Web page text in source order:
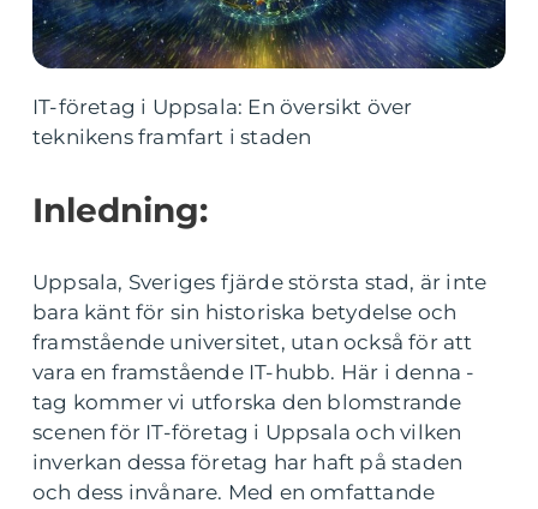
IT-företag i Uppsala: En översikt över
teknikens framfart i staden
Inledning:
Uppsala, Sveriges fjärde största stad, är inte
bara känt för sin historiska betydelse och
framstående universitet, utan också för att
vara en framstående IT-hubb. Här i denna -
tag kommer vi utforska den blomstrande
scenen för IT-företag i Uppsala och vilken
inverkan dessa företag har haft på staden
och dess invånare. Med en omfattande